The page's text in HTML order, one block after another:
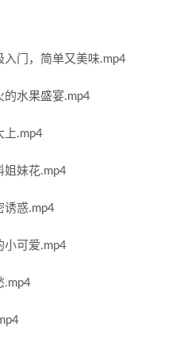
门，简单又美味.mp4
的水果盛宴.mp4
上.mp4
姐妹花.mp4
诱惑.mp4
小可爱.mp4
.mp4